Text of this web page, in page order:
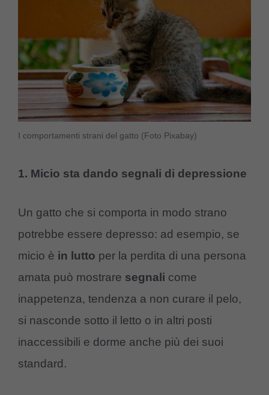
I comportamenti strani del gatto (Foto Pixabay)
1. Micio sta dando segnali di depressione
Un gatto che si comporta in modo strano
potrebbe essere depresso: ad esempio, se
micio è in lutto per la perdita di una persona
amata può mostrare segnali come
inappetenza, tendenza a non curare il pelo,
si nasconde sotto il letto o in altri posti
inaccessibili e dorme anche più dei suoi
standard.